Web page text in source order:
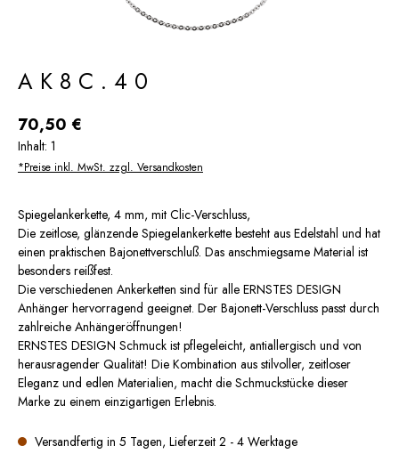
AK8C.40
Regulärer Preis:
70,50 €
Inhalt: 1
*Preise inkl. MwSt. zzgl. Versandkosten
Spiegelankerkette, 4 mm, mit Clic-Verschluss,
Die zeitlose, glänzende Spiegelankerkette besteht aus Edelstahl und hat
einen praktischen Bajonettverschluß. Das anschmiegsame Material ist
besonders reißfest.
Die verschiedenen Ankerketten sind für alle ERNSTES DESIGN
Anhänger hervorragend geeignet. Der Bajonett-Verschluss passt durch
zahlreiche Anhängeröffnungen!
ERNSTES DESIGN Schmuck ist pflegeleicht, antiallergisch und von
herausragender Qualität! Die Kombination aus stilvoller, zeitloser
Eleganz und edlen Materialien, macht die Schmuckstücke dieser
Marke zu einem einzigartigen Erlebnis.
Versandfertig in 5 Tagen, Lieferzeit 2 - 4 Werktage